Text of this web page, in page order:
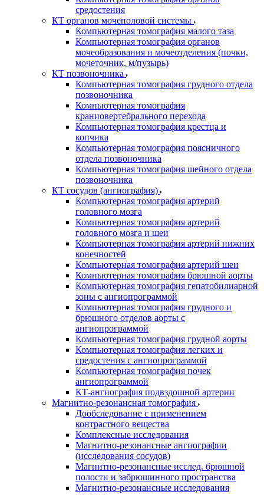
средостения
КТ органов мочеполовой системы
Компьютерная томография малого таза
Компьютерная томография органов
мочеобразования и мочеотделения (почки,
мочеточник, м/пузырь)
КТ позвоночника
Компьютерная томография грудного отдела
позвоночника
Компьютерная томография
краниовертебрального перехода
Компьютерная томография крестца и
копчика
Компьютерная томография поясничного
отдела позвоночника
Компьютерная томография шейного отдела
позвоночника
КТ сосудов (ангиография)
Компьютерная томография артерий
головного мозга
Компьютерная томография артерий
головного мозга и шеи
Компьютерная томография артерий нижних
конечностей
Компьютерная томография артерий шеи
Компьютерная томография брюшной аорты
Компьютерная томография гепатобилиарной
зоны с ангиопрограммой
Компьютерная томография грудного и
брюшного отделов аорты с
ангиопрограммой
Компьютерная томография грудной аорты
Компьютерная томография легких и
средостения с ангиопрограммой
Компьютерная томография почек
ангиопрограммой
КТ-ангиография подвздошной артерии
Магнитно-резонансная томография
Дообследование с применением
контрастного вещества
Комплексные исследования
Магнитно-резонансные ангиографии
(исследования сосудов)
Магнитно-резонансные исслед. брюшной
полости и забрюшинного пространства
Магнитно-резонансные исследования